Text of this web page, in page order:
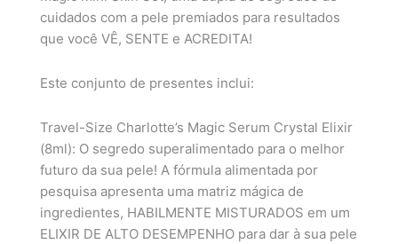
cuidados com a pele premiados para resultados
que você VÊ, SENTE e ACREDITA!
Este conjunto de presentes inclui:
Travel-Size Charlotte’s Magic Serum Crystal Elixir
(8ml): O segredo superalimentado para o melhor
futuro da sua pele! A fórmula alimentada por
pesquisa apresenta uma matriz mágica de
ingredientes, HABILMENTE MISTURADOS em um
ELIXIR DE ALTO DESEMPENHO para dar à sua pele